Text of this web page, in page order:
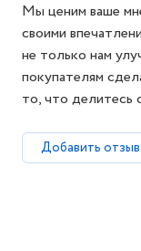
Мы ценим ваше
своими
не только нам
покупателям
то, что делитесь
Добавить отзыв